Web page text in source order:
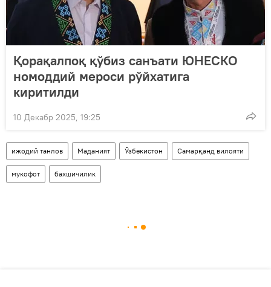
Қорақалпоқ қўбиз санъати ЮНЕСКО
номоддий мероси рўйхатига
киритилди
10 Декабр 2025, 19:25
ижодий танлов Маданият Ўзбекистон Самарқанд вилояти
мукофот бахшичилик